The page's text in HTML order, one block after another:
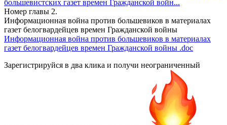
большевистских газет времен Гражданской войн...
Номер главы 2.
Информационная война против большевиков в материалах
газет белогвардейцев времен Гражданской войны
Информационная война против большевиков в материалах
газет белогвардейцев времен Гражданской войны .doc
Зарегистрируйся в два клика и получи неограниченный